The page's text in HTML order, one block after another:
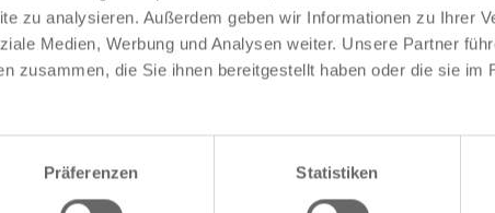
zu analysieren. Außerdem geben wir Informationen zu Ihrer
Medien, Werbung und Analysen weiter. Unsere Partner
zusammen, die Sie ihnen bereitgestellt haben oder die sie im
Präferenzen Statistiken
Wir möchten dieses Gut für Sie bewahren und sagen
der Ihnen zeigt, wie Ihnen Ihr „Wirtschaftsgut